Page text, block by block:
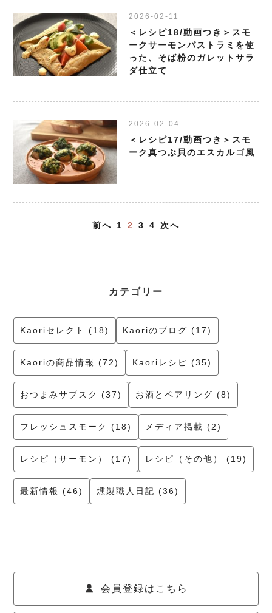
2026-02-11
＜レシピ18/動画つき＞スモ
ークサーモンパストラミを使
った、そば粉のガレットサラ
ダ仕立て
2026-02-04
＜レシピ17/動画つき＞スモ
ーク真つぶ貝のエスカルゴ風
前へ 1 2 3 4 次へ
カテゴリー
Kaoriセレクト (18) Kaoriのブログ (17)
Kaoriの商品情報 (72) Kaoriレシピ (35)
おつまみサブスク (37) お酒とペアリング (8)
フレッシュスモーク (18) メディア掲載 (2)
レシピ（サーモン） (17) レシピ（その他） (19)
最新情報 (46) 燻製職人日記 (36)
会員登録はこちら